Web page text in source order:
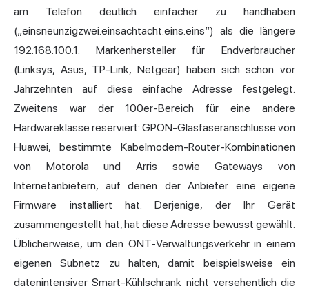
am Telefon deutlich einfacher zu handhaben
(„einsneunzigzwei.einsachtacht.eins.eins“) als die längere
192.168.100.1. Markenhersteller für Endverbraucher
(Linksys, Asus, TP-Link, Netgear) haben sich schon vor
Jahrzehnten auf diese einfache Adresse festgelegt.
Zweitens war der 100er-Bereich für eine andere
Hardwareklasse reserviert: GPON-Glasfaseranschlüsse von
Huawei, bestimmte Kabelmodem-Router-Kombinationen
von Motorola und Arris sowie Gateways von
Internetanbietern, auf denen der Anbieter eine eigene
Firmware installiert hat. Derjenige, der Ihr Gerät
zusammengestellt hat, hat diese Adresse bewusst gewählt.
Üblicherweise, um den ONT-Verwaltungsverkehr in einem
eigenen Subnetz zu halten, damit beispielsweise ein
datenintensiver Smart-Kühlschrank nicht versehentlich die